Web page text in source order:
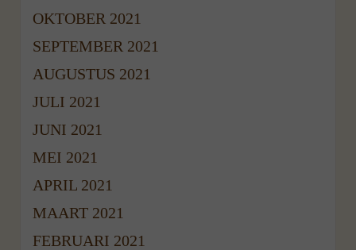
OKTOBER 2021
SEPTEMBER 2021
AUGUSTUS 2021
JULI 2021
JUNI 2021
MEI 2021
APRIL 2021
MAART 2021
FEBRUARI 2021